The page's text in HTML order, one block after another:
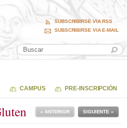
SUBSCRIBIRSE VIA RSS
SUBSCRIBIRSE VIA E-MAIL
CAMPUS PRE-INSCRIPCIÓN
SIGUIENTE »
« ANTERIOR